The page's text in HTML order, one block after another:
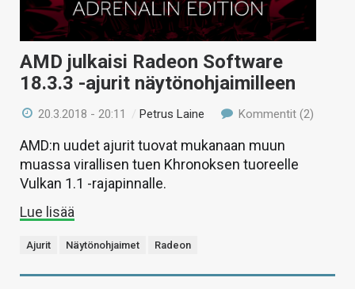
AMD julkaisi Radeon Software
18.3.3 -ajurit näytönohjaimilleen
20.3.2018 - 20:11 /Petrus Laine Kommentit (2)
AMD:n uudet ajurit tuovat mukanaan muun
muassa virallisen tuen Khronoksen tuoreelle
Vulkan 1.1 -rajapinnalle.
Lue lisää
Ajurit Näytönohjaimet Radeon